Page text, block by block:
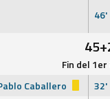
46'
Fin del
Caballero
32'